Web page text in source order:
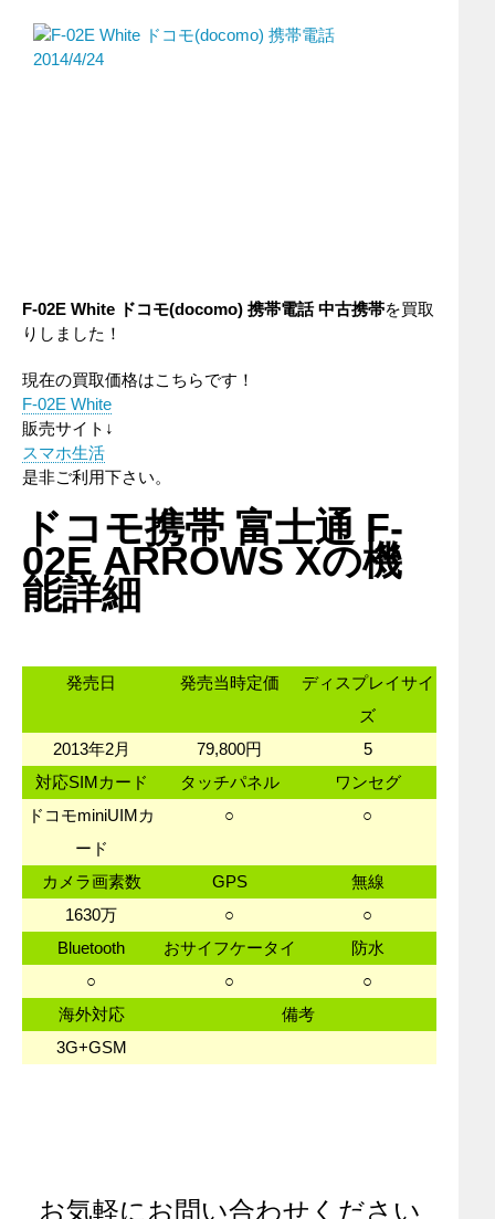
F-02E White ドコモ(docomo) 携帯電話中古携帯を買取
りしました！
現在の買取価格はこちらです！
F-02E White
販売サイト↓
スマホ生活
是非ご利用下さい。
ドコモ携帯 富士通 F-
02E ARROWS Xの機
能詳細
発売日 発売当時定価
ディスプレイサイ
ズ
2013年2月
79,800円
5
対応SIMカード
タッチパネル
ワンセグ
ドコモminiUIMカ
ード
○ ○
カメラ画素数 GPS
無線
1630万
○
○
Bluetooth
おサイフケータイ
防水
○
○
○
海外対応
備考
3G+GSM
お気軽にお問い合わせください